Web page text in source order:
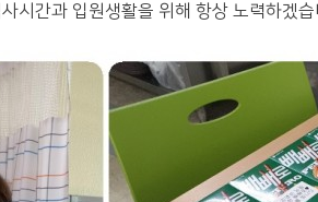
시간과 입원생활을 위해 항상 노력하겠습